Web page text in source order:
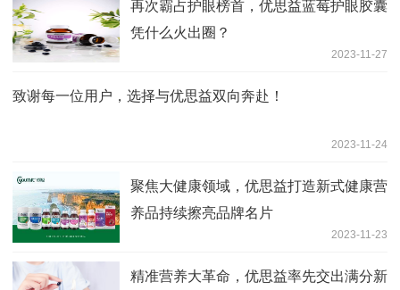
再次霸占护眼榜首，优思益蓝莓护眼胶囊
凭什么火出圈？
2023-11-27
致谢每一位用户，选择与优思益双向奔赴！
2023-11-24
聚焦大健康领域，优思益打造新式健康营
养品持续擦亮品牌名片
2023-11-23
精准营养大革命，优思益率先交出满分新